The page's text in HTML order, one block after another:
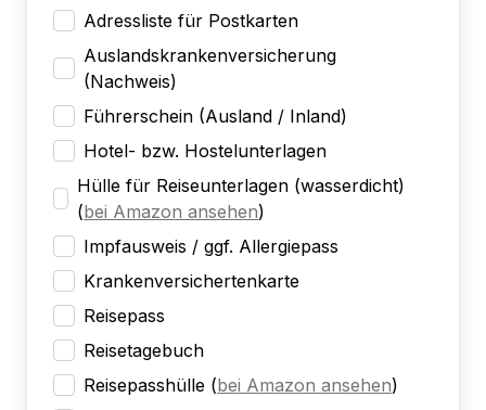
Adressliste für Postkarten
Auslandskrankenversicherung
(Nachweis)
Führerschein (Ausland / Inland)
Hotel- bzw. Hostelunterlagen
Hülle für Reiseunterlagen (wasserdicht)
(bei Amazon ansehen)
Impfausweis / ggf. Allergiepass
Krankenversichertenkarte
Reisepass
Reisetagebuch
Reisepasshülle (bei Amazon ansehen)